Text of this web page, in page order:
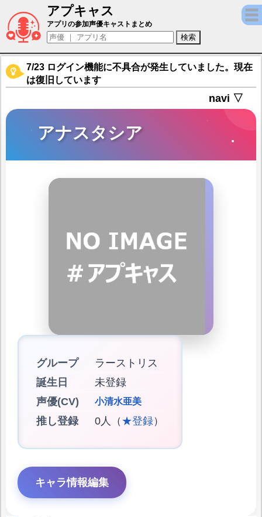
アプキャス
アナスタシア（声優：小清水亜美)【誰ガ為
アプリの参加声優キャストまとめ
7/23 ログイン機能に不具合が発生していました。現在
は復旧しています
navi ▽
アナスタシア
グループ
ラーストリス
誕生日
未登録
声優(CV)
小清水亜美
推し登録 0人（ ★登録）
キャラ情報編集